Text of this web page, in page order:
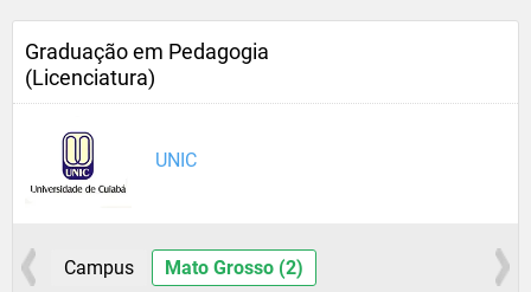
Graduação em Pedagogia
(Licenciatura)
UNIC
Campus Mato Grosso (2)